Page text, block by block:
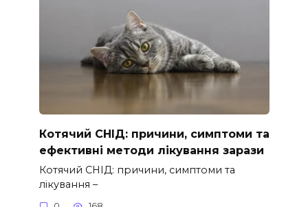
Котячий СНІД: причини, симптоми та
ефективні методи лікування зарази
Котячий СНІД: причини, симптоми та
лікування –